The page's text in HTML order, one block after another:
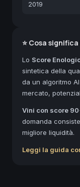
2019
⭐ Cosa
Lo Score
sintetica della
da un algoritmo
mercato,
Vini con score
domanda
migliore liquidità.
Leggi la guida